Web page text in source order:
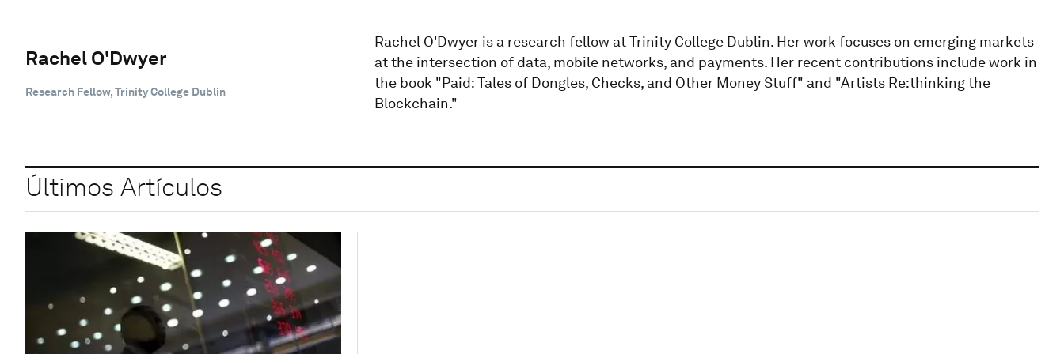
Rachel O'Dwyer
Research Fellow, Trinity College Dublin
Rachel O'Dwyer is a research fellow at Trinity College Dublin. Her work focuses on emerging markets
at the intersection of data, mobile networks, and payments. Her recent contributions include work in
the book "Paid: Tales of Dongles, Checks, and Other Money Stuff" and "Artists Re:thinking the
Blockchain."
Últimos Artículos